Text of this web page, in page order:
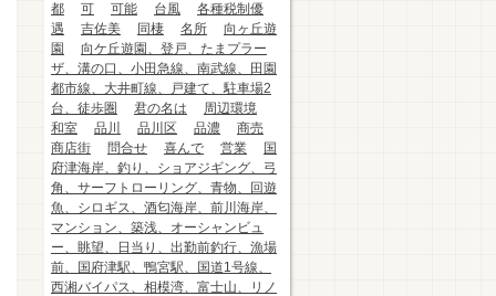
都
可 可能 台風
各種税制優
遇
吉佐美 同棲 名所
向ヶ丘遊
園
向ケ丘遊園、登戸、たまプラー
ザ、溝の口、小田急線、南武線、田園
都市線、大井町線、戸建て、駐車場2
台、徒歩圏
君の名は
周辺環境
和室
品川 品川区 品濃
商売
商店街
問合せ 喜んで 営業
国
府津海岸、釣り、ショアジギング、弓
角、サーフトローリング、青物、回遊
魚、シロギス、酒匂海岸、前川海岸、
マンション、築浅、オーシャンビュ
ー、眺望、日当り、出勤前釣行、漁場
前、国府津駅、鴨宮駅、国道1号線、
西湘バイパス、相模湾、富士山、リノ